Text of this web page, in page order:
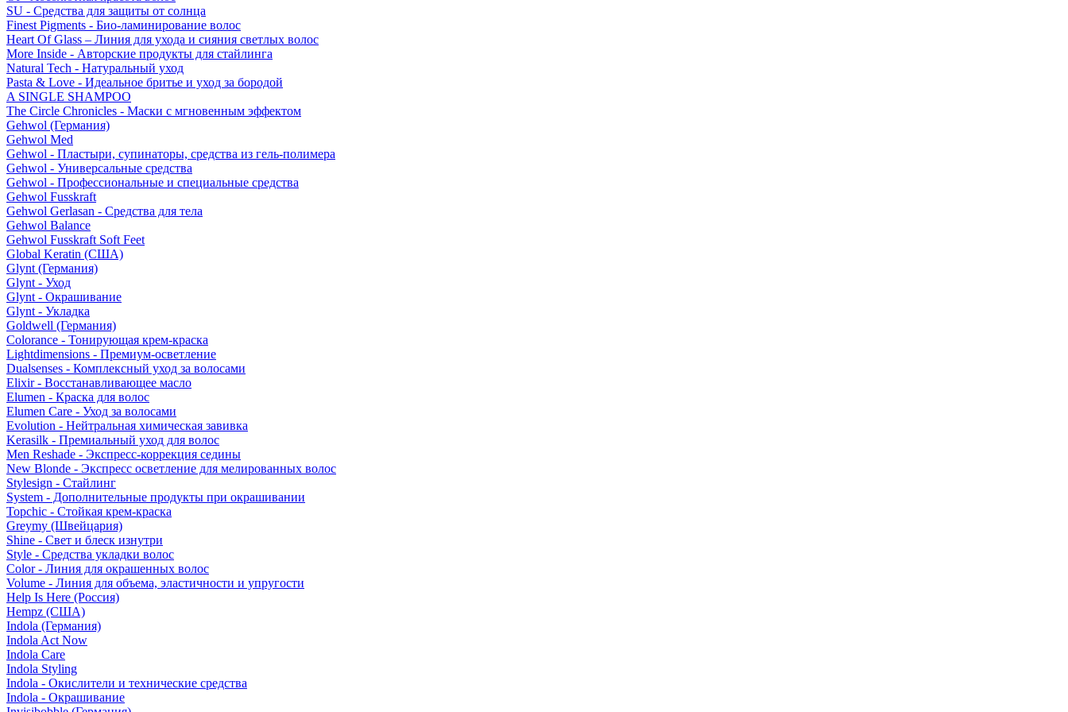
SU - Средства для защиты от солнца
Finest Pigments - Био-ламинирование волос
Heart Of Glass – Линия для ухода и сияния светлых волос
More Inside - Авторские продукты для стайлинга
Natural Tech - Натуральный уход
Pasta & Love - Идеальное бритье и уход за бородой
A SINGLE SHAMPOO
The Circle Chronicles - Маски с мгновенным эффектом
Gehwol (Германия)
Gehwol Med
Gehwol - Пластыри, супинаторы, средства из гель-полимера
Gehwol - Универсальные средства
Gehwol - Профессиональные и специальные средства
Gehwol Fusskraft
Gehwol Gerlasan - Средства для тела
Gehwol Balance
Gehwol Fusskraft Soft Feet
Global Keratin (США)
Glynt (Германия)
Glynt - Уход
Glynt - Окрашивание
Glynt - Укладка
Goldwell (Германия)
Colorance - Тонирующая крем-краска
Lightdimensions - Премиум-осветление
Dualsenses - Комплексный уход за волосами
Elixir - Восстанавливающее масло
Elumen - Краска для волос
Elumen Care - Уход за волосами
Evolution - Нейтральная химическая завивка
Kerasilk - Премиальный уход для волос
Men Reshade - Экспресс-коррекция седины
New Blonde - Экспресс осветление для мелированных волос
Stylesign - Стайлинг
System - Дополнительные продукты при окрашивании
Topchic - Стойкая крем-краска
Greymy (Швейцария)
Shine - Свет и блеск изнутри
Style - Средства укладки волос
Color - Линия для окрашенных волос
Volume - Линия для объема, эластичности и упругости
Help Is Here (Россия)
Hempz (США)
Indola (Германия)
Indola Act Now
Indola Care
Indola Styling
Indola - Окислители и технические средства
Indola - Окрашивание